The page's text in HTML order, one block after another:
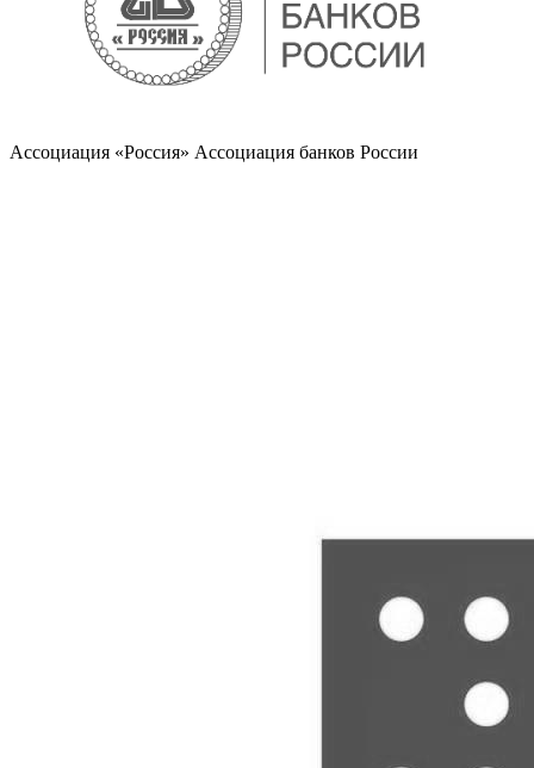
Ассоциация «Россия» Ассоциация банков России